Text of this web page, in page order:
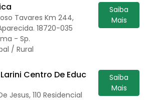
Tavares Km 244,
18720-035
- Sp.
/ Rural
Saiba
Mais
Centro De Educ
Jesus, 110 Residencial
Saiba
Mais